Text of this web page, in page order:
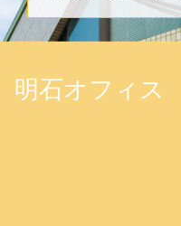
明石オフィス